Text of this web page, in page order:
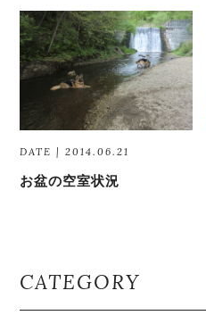
DATE | 2014.06.21
お盆の空室状況
CATEGORY